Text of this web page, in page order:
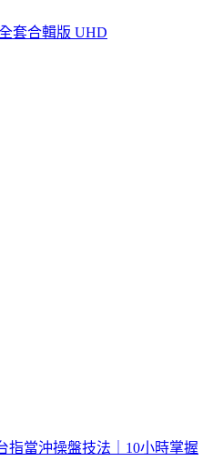
套合輯版 UHD
指當沖操盤技法｜10小時掌握